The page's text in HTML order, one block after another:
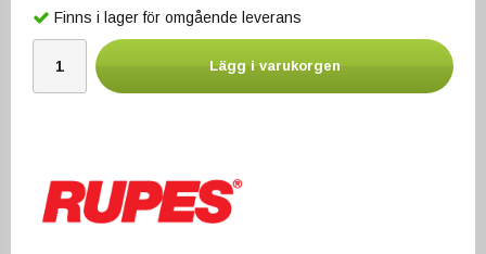
Finns i lager för omgående leverans
Lägg i varukorgen